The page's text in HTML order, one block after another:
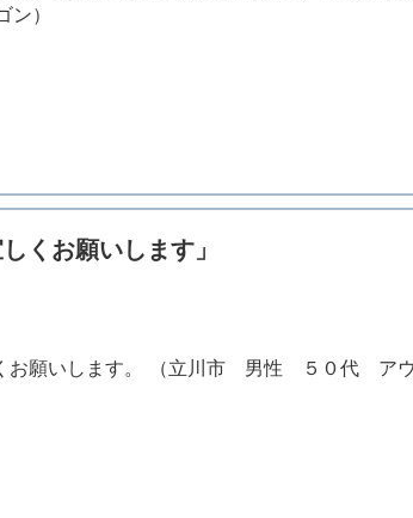
）
くお願いします」
お願いします。 （立川市 男性 ５０代 ア